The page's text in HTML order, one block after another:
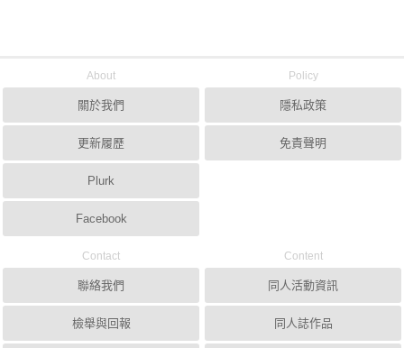
About
關於我們
更新履歷
Plurk
Facebook
Policy
隱私政策
免責聲明
Contact
聯絡我們
檢舉與回報
Content
同人活動資訊
同人誌作品